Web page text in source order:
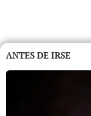
ANTES DE IRSE